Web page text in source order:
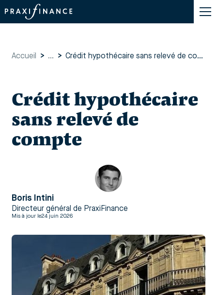
Accueil > ... > Crédit hypothécaire sans relevé de compte
Crédit hypothécaire
sans relevé de
compte
Boris Intini
Directeur général de PraxiFinance
Mis à jour le24 juin 2026